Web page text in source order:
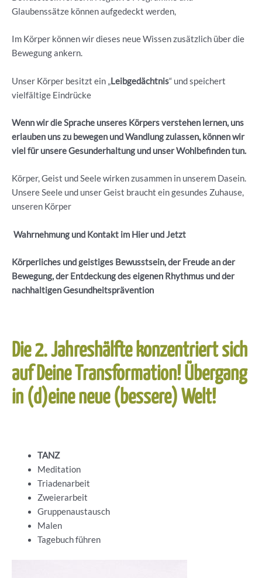
Glaubenssätze können aufgedeckt werden,
Im Körper können wir dieses neue Wissen zusätzlich über die
Bewegung ankern.
Unser Körper besitzt ein „Leibgedächtnis“ und speichert
vielfältige Eindrücke
Wenn wir die Sprache unseres Körpers verstehen lernen, uns
erlauben uns zu bewegen und Wandlung zulassen, können wir
viel für unsere Gesunderhaltung und unser Wohlbefinden tun.
Körper, Geist und Seele wirken zusammen in unserem Dasein.
Unsere Seele und unser Geist braucht ein gesundes Zuhause,
unseren Körper
Wahrnehmung und Kontakt im Hier und Jetzt
Körperliches und geistiges Bewusstsein, der Freude an der
Bewegung, der Entdeckung des eigenen Rhythmus und der
nachhaltigen Gesundheitsprävention
Die 2. Jahreshälfte konzentriert sich
auf Deine Transformation! Übergang
in (d)eine neue (bessere) Welt!
TANZ
Meditation
Triadenarbeit
Zweierarbeit
Gruppenaustausch
Malen
Tagebuch führen